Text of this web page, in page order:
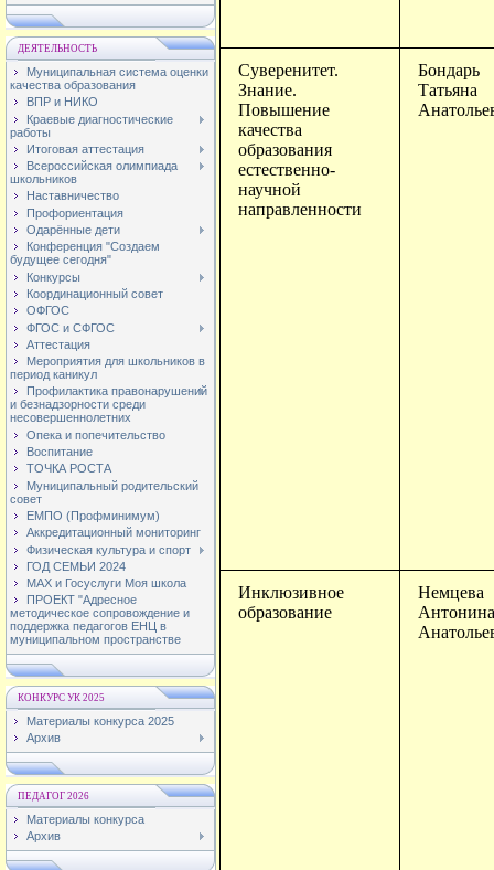
ДЕЯТЕЛЬНОСТЬ
Муниципальная система оценки
качества образования
ВПР и НИКО
Краевые диагностические
работы
Итоговая аттестация
Всероссийская олимпиада
школьников
Наставничество
Профориентация
Одарённые дети
Конференция "Создаем
будущее сегодня"
Конкурсы
Координационный совет
ОФГОС
ФГОС и СФГОС
Аттестация
Мероприятия для школьников в
период каникул
Профилактика правонарушений
и безнадзорности среди
несовершеннолетних
Опека и попечительство
Воспитание
ТОЧКА РОСТА
Муниципальный родительский
совет
ЕМПО (Профминимум)
Аккредитационный мониторинг
Физическая культура и спорт
ГОД СЕМЬИ 2024
МАХ и Госуслуги Моя школа
ПРОЕКТ "Адресное
методическое сопровождение и
поддержка педагогов ЕНЦ в
муниципальном пространстве
КОНКУРС УК 2025
Материалы конкурса 2025
Архив
ПЕДАГОГ 2026
Материалы конкурса
Архив
Суверенитет.
Знание.
Повышение
качества
образования
естественно-
научной
направленности
Бондарь
Татьяна
Инклюзивное
образование
Немцева
Антонина